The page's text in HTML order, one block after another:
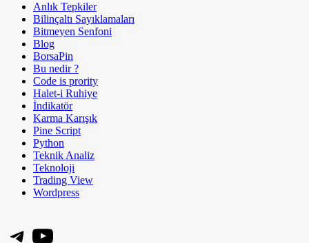
Anlık Tepkiler
Bilinçaltı Sayıklamaları
Bitmeyen Senfoni
Blog
BorsaPin
Bu nedir ?
Code is prority
Halet-i Ruhiye
İndikatör
Karma Karışık
Pine Script
Python
Teknik Analiz
Teknoloji
Trading View
Wordpress
Telegram
YouTube